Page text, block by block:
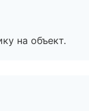
на объект.